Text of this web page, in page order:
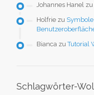
Johannes Hanel zu
Holfrie zu
Bianca zuTutorial
Schlagwörter-